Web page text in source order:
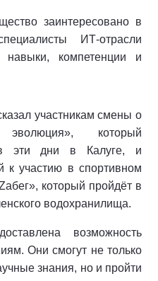
заинтересовано в
ИТ-отрасли
навыки, компетенции и
участникам смены о
который
в эти дни в Калуге, и
к участию в спортивном
который пройдёт в
водохранилища.
возможность
Они смогут не только
знания, но и пройти